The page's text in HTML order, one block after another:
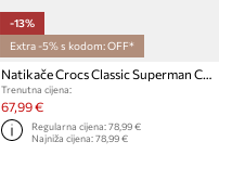
-13%
Extra -5% s kodom: OFF*
Natikače Crocs Classic Superman Clog
Trenutna cijena:
67,99 €
Regularna cijena:78,99 €
Najniža cijena:78,99 €